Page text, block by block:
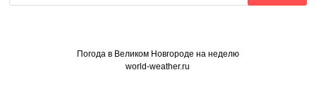
Погода в Великом Новгороде на неделю
world-weather.ru